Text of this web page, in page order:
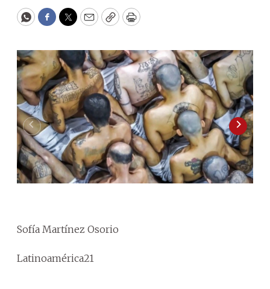
WhatsApp
Facebook
Twitter
EmailCopyPrint
Sofía Martínez Osorio
Latinoamérica21